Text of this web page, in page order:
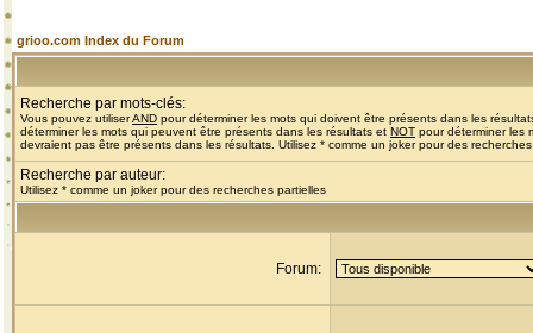
grioo.com Index du Forum
Recherche par mots-clés:
Vous pouvez utiliserAND pour déterminer les mots qui doivent être présents dans les
déterminer les mots qui peuvent être présents dans les résultats et NOT pour déterminer les
devraient pas être présents dans les résultats. Utilisez * comme un joker pour des
Recherche par auteur:
Utilisez * comme un joker pour des recherches partielles
Forum: